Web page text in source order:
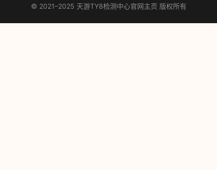
© 2021–2025 天游TY8检测中心官网主页 版权所有